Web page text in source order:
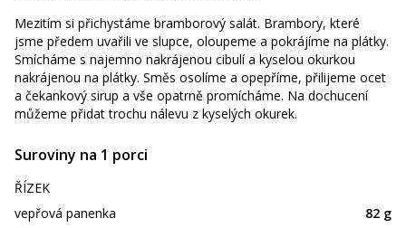
Mezitím si přichystáme bramborový salát. Brambory, které
jsme předem uvařili ve slupce, oloupeme a pokrájíme na plátky.
Smícháme s najemno nakrájenou cibulí a kyselou okurkou
nakrájenou na plátky. Směs osolíme a opepříme, přilijeme ocet
a čekankový sirup a vše opatrně promícháme. Na dochucení
můžeme přidat trochu nálevu z kyselých okurek.
Suroviny na 1 porci
ŘÍZEK
vepřová panenka
82 g